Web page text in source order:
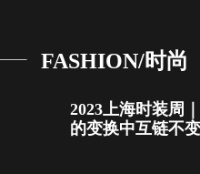
FASHION/时尚
2023上海时装周
的变换中互链不变